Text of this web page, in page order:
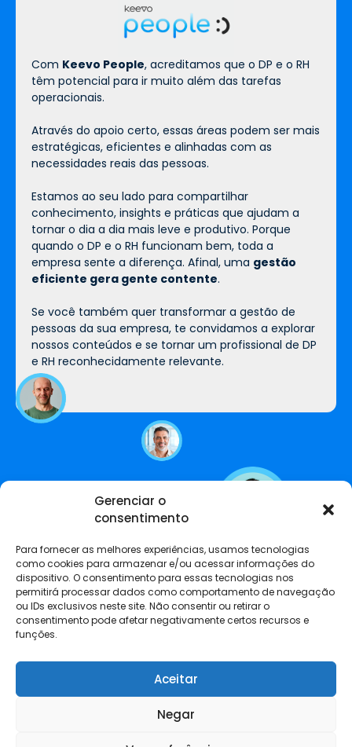
Gerenciar o
consentimento
Para fornecer as melhores experiências, usamos tecnologias
como cookies para armazenar e/ou acessar informações do
dispositivo. O consentimento para essas tecnologias nos
permitirá processar dados como comportamento de navegação
ou IDs exclusivos neste site. Não consentir ou retirar o
consentimento pode afetar negativamente certos recursos e
funções.
Aceitar
Negar
Com Keevo People, acreditamos que o DP e o RH
têm potencial para ir muito além das tarefas
operacionais.
Através do apoio certo, essas áreas podem ser mais
estratégicas, eficientes e alinhadas com as
necessidades reais das pessoas.
Estamos ao seu lado para compartilhar
conhecimento, insights e práticas que ajudam a
tornar o dia a dia mais leve e produtivo. Porque
quando o DP e o RH funcionam bem, toda a
empresa sente a diferença. Afinal, uma gestão
eficiente gera gente contente.
Se você também quer transformar a gestão de
pessoas da sua empresa, te convidamos a explorar
nossos conteúdos e se tornar um profissional de DP
e RH reconhecidamente relevante.